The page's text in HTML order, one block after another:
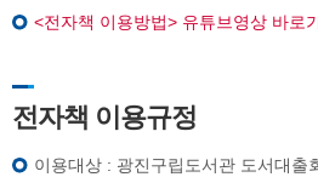
<전자책 이용방법> 유튜브영상 바로
전자책 이용규정
이용대상 : 광진구립도서관 도서대출